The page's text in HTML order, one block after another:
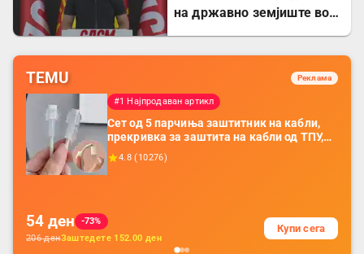
на државно земјиште во
TEMU Реклама
#1 Најпродаван артикл
Сет од 5 парчиња заштитник на кабли,
прекривка за заштита на кабли од ТПУ,
додатоци за заштита на кабли, без
батерија, за мобилни телефони, комплет
4.8 ( 10276)
54 ден
-73%
206денЗаштедете 152.00 ден
Купи сега